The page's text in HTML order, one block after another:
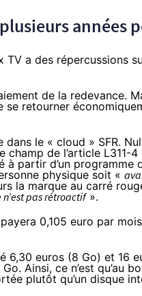
années
a des répercussions
de la redevance.
se retourner
dans le « cloud » SFR.
champ de l’article L311-
à partir d’un programme
physique soit «
la marque au carré
pas rétroactif».
payera 0,105 euro par
6,30 euros (8 Go) et 16
Ainsi, ce n’est qu’au
plutôt qu’un disque